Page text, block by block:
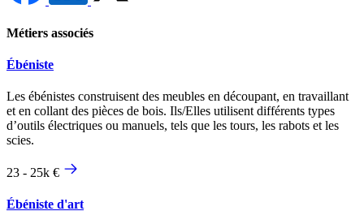
Métiers associés
Ébéniste
Les ébénistes construisent des meubles en découpant, en travaillant
et en collant des pièces de bois. Ils/Elles utilisent différents types
d’outils électriques ou manuels, tels que les tours, les rabots et les
scies.
23 - 25k €
Ébéniste d'art